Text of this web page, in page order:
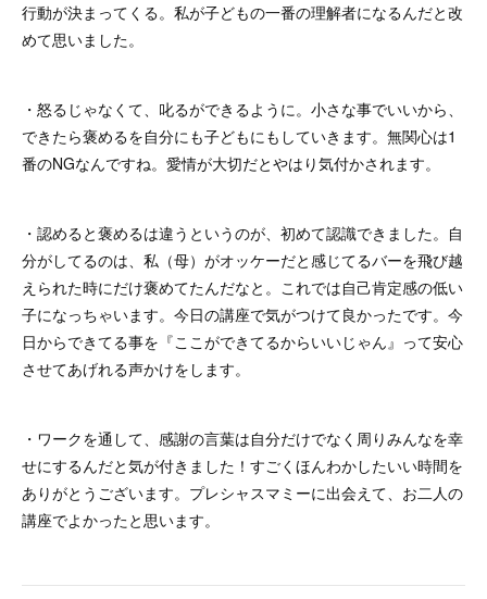
行動が決まってくる。私が子どもの一番の理解者になるんだと改
めて思いました。
・怒るじゃなくて、叱るができるように。小さな事でいいから、
できたら褒めるを自分にも子どもにもしていきます。無関心は1
番のNGなんですね。愛情が大切だとやはり気付かされます。
・認めると褒めるは違うというのが、初めて認識できました。自
分がしてるのは、私（母）がオッケーだと感じてるバーを飛び越
えられた時にだけ褒めてたんだなと。これでは自己肯定感の低い
子になっちゃいます。今日の講座で気がつけて良かったです。今
日からできてる事を『ここができてるからいいじゃん』って安心
させてあげれる声かけをします。
・ワークを通して、感謝の言葉は自分だけでなく周りみんなを幸
せにするんだと気が付きました！すごくほんわかしたいい時間を
ありがとうございます。プレシャスマミーに出会えて、お二人の
講座でよかったと思います。